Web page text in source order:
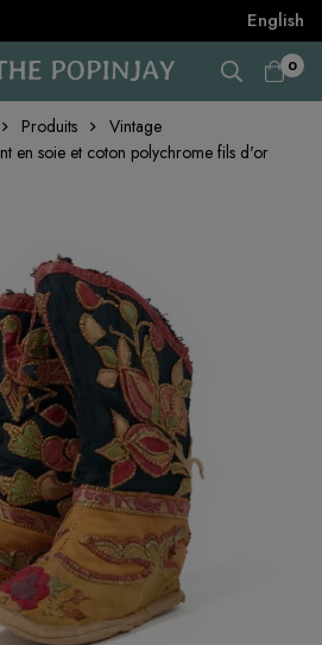
English
0
Produits
Vintage
en soie et coton polychrome fils d'or